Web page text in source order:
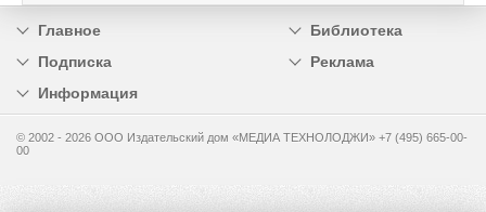
Главное
Библиотека
Подписка
Реклама
Информация
© 2002 - 2026 OOO Издательский дом «МЕДИА ТЕХНОЛОДЖИ» +7 (495) 665-00-
00